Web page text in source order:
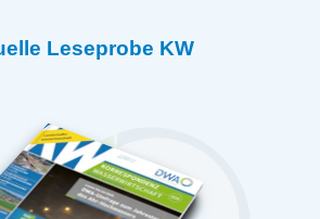
Leseprobe KW